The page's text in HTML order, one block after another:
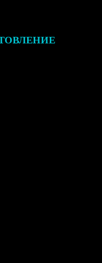
и не выцветает от пара.